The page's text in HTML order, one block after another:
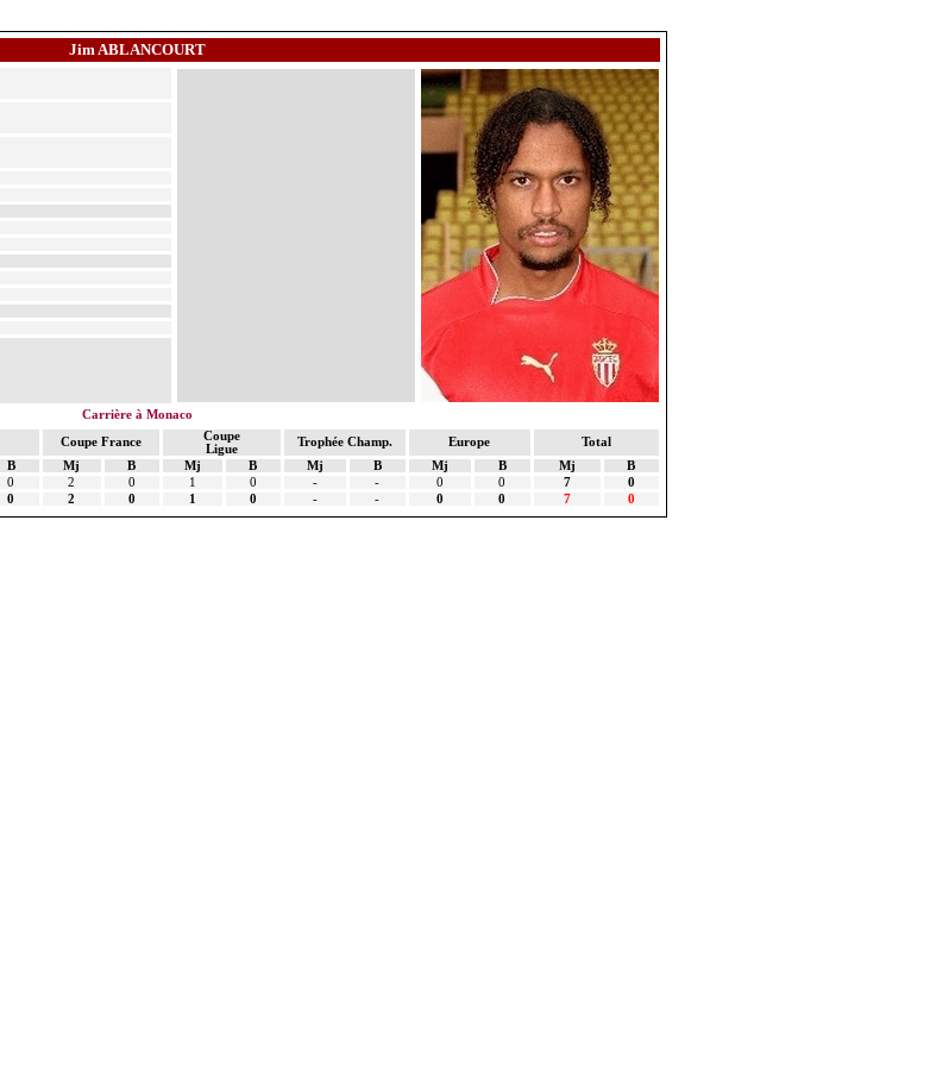
Jim ABLANCOURT
Carrière à Monaco
Coupe France
Coupe
Ligue
Trophée Champ. Europe
Total
B Mj B Mj B Mj B Mj B Mj
B
0 2 0 1 0 - - 0 0 7
0
0 2 0 1 0 - - 0 0 7 0